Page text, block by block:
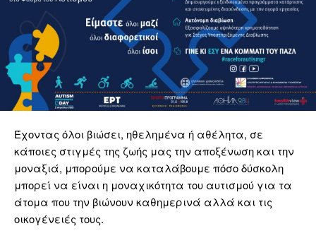
Έχοντας όλοι βιώσει, ηθελημένα ή αθέλητα, σε
κάποιες στιγμές της ζωής μας την αποξένωση και την
μοναξιά, μπορούμε να καταλάβουμε πόσο δύσκολη
μπορεί να είναι η μοναχικότητα του αυτισμού για τα
άτομα που την βιώνουν καθημερινά αλλά και τις
οικογένειές τους.